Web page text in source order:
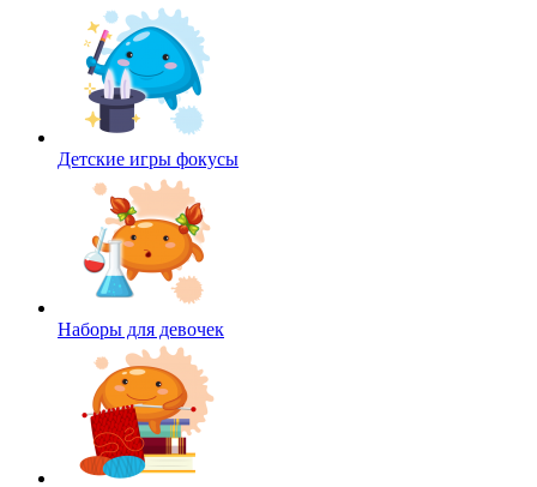
Детские игры фокусы
Наборы для девочек